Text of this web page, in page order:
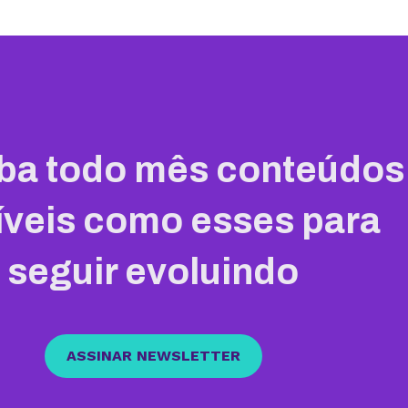
todo mês conteúdos
como esses para
seguir evoluindo
ASSINAR NEWSLETTER